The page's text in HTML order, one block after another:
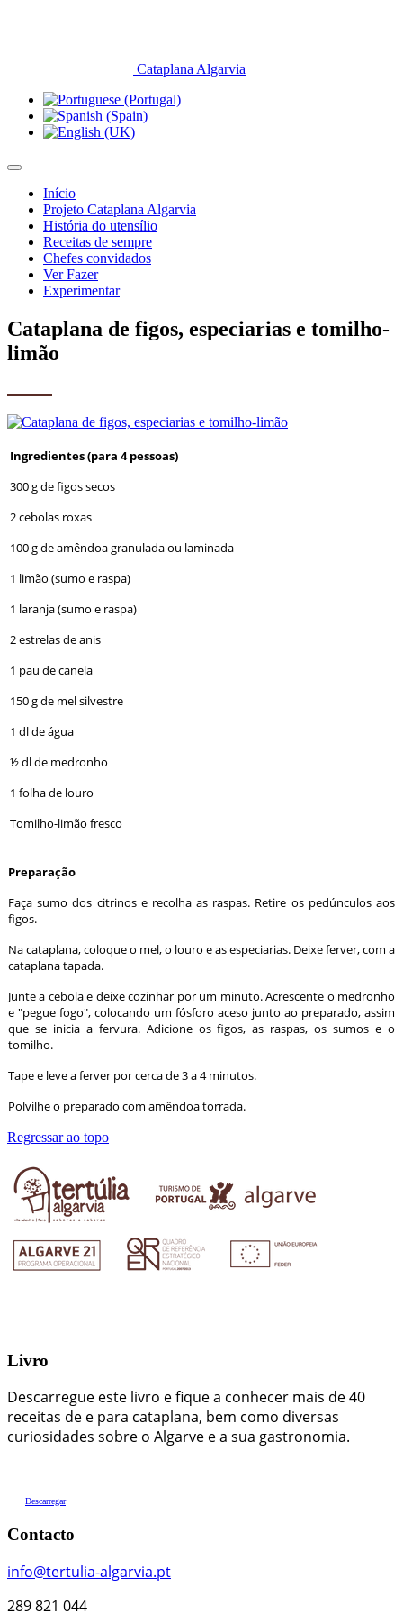
Cataplana Algarvia
Início
Projeto Cataplana Algarvia
História do utensílio
Receitas de sempre
Chefes convidados
Ver Fazer
Experimentar
Cataplana de figos, especiarias e tomilho-
limão
Ingredientes (para 4 pessoas)
300 g de figos secos
2 cebolas roxas
100 g de amêndoa granulada ou laminada
1 limão (sumo e raspa)
1 laranja (sumo e raspa)
2 estrelas de anis
1 pau de canela
150 g de mel silvestre
1 dl de água
½ dl de medronho
1 folha de louro
Tomilho-limão fresco
Preparação
Faça sumo dos citrinos e recolha as raspas. Retire os pedúnculos aos
figos.
Na cataplana, coloque o mel, o louro e as especiarias. Deixe ferver, com a
cataplana tapada.
Junte a cebola e deixe cozinhar por um minuto. Acrescente o medronho
e "pegue fogo", colocando um fósforo aceso junto ao preparado, assim
que se inicia a fervura. Adicione os figos, as raspas, os sumos e o
tomilho.
Tape e leve a ferver por cerca de 3 a 4 minutos.
Polvilhe o preparado com amêndoa torrada.
Regressar ao topo
Livro
Descarregue este livro e fique a conhecer mais de 40
receitas de e para cataplana, bem como diversas
curiosidades sobre o Algarve e a sua gastronomia.
Descarregar
Contacto
info@tertulia-algarvia.pt
289 821 044